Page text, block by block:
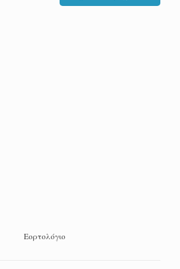
Εορτολόγιο